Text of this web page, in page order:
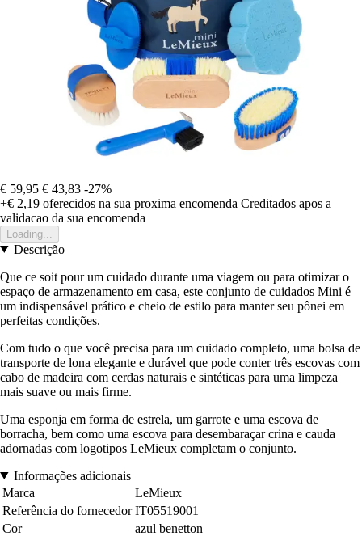
€ 59,95 € 43,83 -27%
+€ 2,19 oferecidos na sua proxima encomenda Creditados apos a
validacao da sua encomenda
Loading...
Descrição
Que ce soit pour um cuidado durante uma viagem ou para otimizar o
espaço de armazenamento em casa, este conjunto de cuidados Mini é
um indispensável prático e cheio de estilo para manter seu pônei em
perfeitas condições.
Com tudo o que você precisa para um cuidado completo, uma bolsa de
transporte de lona elegante e durável que pode conter três escovas com
cabo de madeira com cerdas naturais e sintéticas para uma limpeza
mais suave ou mais firme.
Uma esponja em forma de estrela, um garrote e uma escova de
borracha, bem como uma escova para desembaraçar crina e cauda
adornadas com logotipos LeMieux completam o conjunto.
Informações adicionais
Marca
LeMieux
Referência do fornecedor IT05519001
Cor
azul benetton